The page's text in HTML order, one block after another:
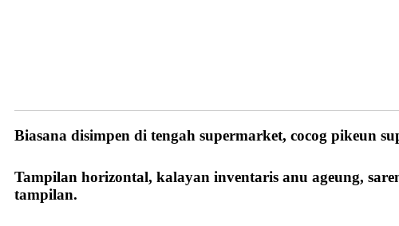
Biasana disimpen di tengah supermarket, cocog pikeun
Tampilan horizontal, kalayan inventaris anu ageung,
tampilan.